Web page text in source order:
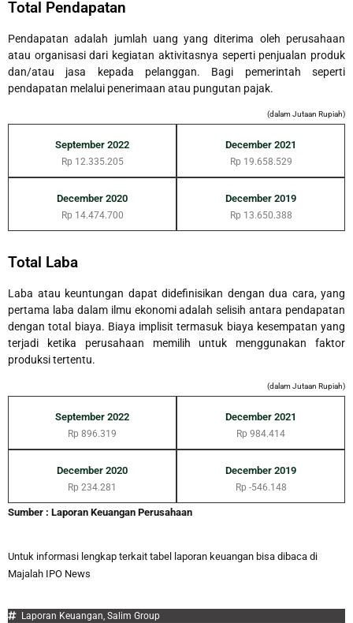
Total Pendapatan
Pendapatan adalah jumlah uang yang diterima oleh perusahaan
atau organisasi dari kegiatan aktivitasnya seperti penjualan produk
dan/atau jasa kepada pelanggan. Bagi pemerintah seperti
pendapatan melalui penerimaan atau pungutan pajak.
(dalam Jutaan Rupiah)
September 2022
Rp 12.335.205
December 2021
Rp 19.658.529
December 2020
Rp 14.474.700
December 2019
Rp 13.650.388
Total Laba
Laba atau keuntungan dapat didefinisikan dengan dua cara, yang
pertama laba dalam ilmu ekonomi adalah selisih antara pendapatan
dengan total biaya. Biaya implisit termasuk biaya kesempatan yang
terjadi ketika perusahaan memilih untuk menggunakan faktor
produksi tertentu.
(dalam Jutaan Rupiah)
September 2022
Rp 896.319
December 2021
Rp 984.414
December 2020
Rp 234.281
December 2019
Rp -546.148
Sumber : Laporan Keuangan Perusahaan
Untuk informasi lengkap terkait tabel laporan keuangan bisa dibaca di
Majalah IPO News
Laporan Keuangan, Salim Group